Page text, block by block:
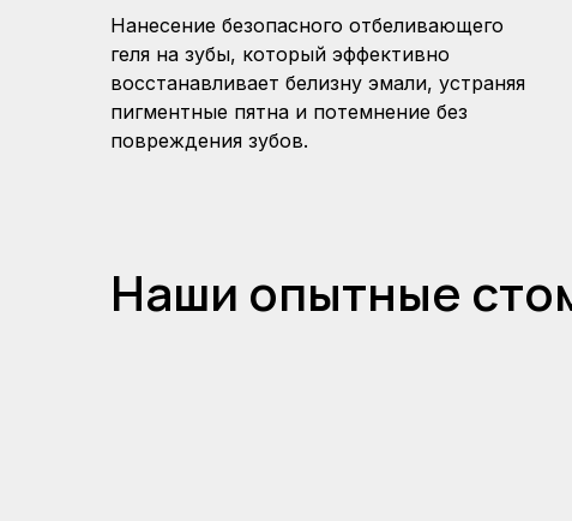
Нанесение безопасного отбеливающего
геля на зубы, который эффективно
восстанавливает белизну эмали, устраняя
пигментные пятна и потемнение без
повреждения зубов.
Наши опытные